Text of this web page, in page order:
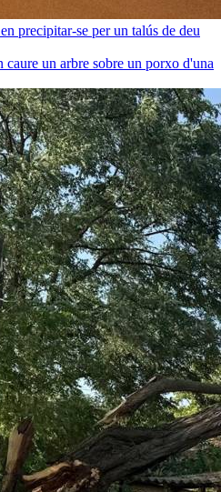
precipitar-se per un talús de deu
caure un arbre sobre un porxo d'una